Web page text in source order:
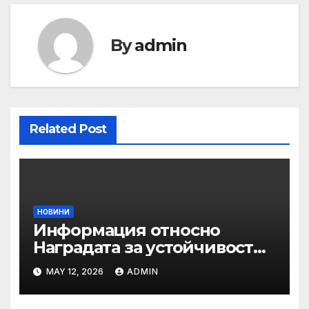
Byadmin
Related Post
НОВИНИ
Информация относно
Наградата за устойчивост
на ОАЕ „Зайед“
MAY 12, 2026 ADMIN